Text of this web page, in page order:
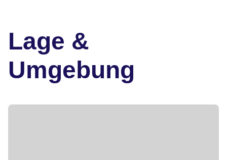
Lage &
Umgebung